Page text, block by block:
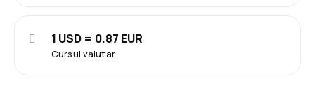
Cursul valutar
1 USD = 0.87 EUR